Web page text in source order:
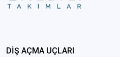
DİŞ AÇMA UÇLARI